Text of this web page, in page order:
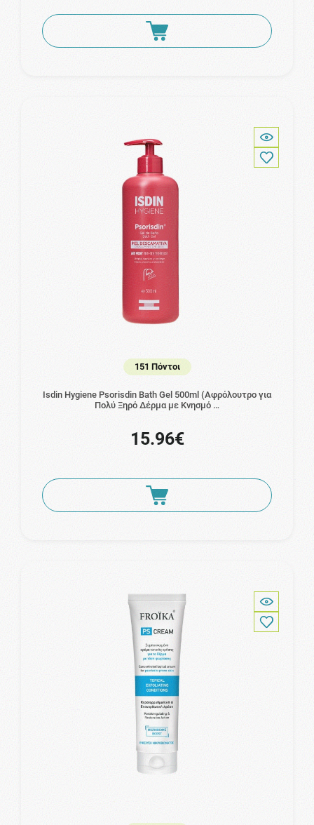
151 Πόντοι
Isdin Hygiene Psorisdin Bath Gel 500ml (Αφρόλουτρο για
Πολύ Ξηρό Δέρμα με Κνησμό …
15.96€